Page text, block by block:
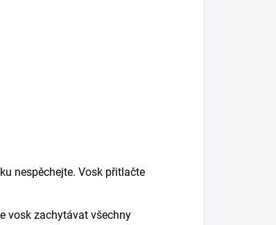
nespěchejte. Vosk přitlačte
vosk zachytávat všechny